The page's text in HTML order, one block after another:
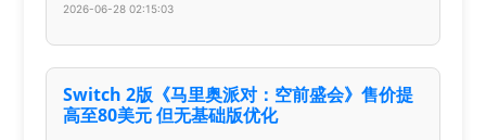
2026-06-28 02:15:03
Switch 2版《马里奥派对：空前盛会》售价提
高至80美元 但无基础版优化